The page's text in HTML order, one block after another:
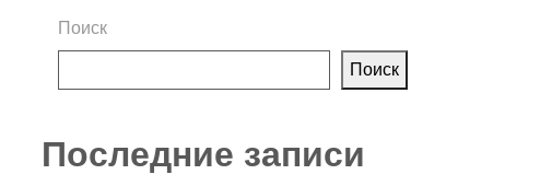
Поиск
Поиск
Последние записи